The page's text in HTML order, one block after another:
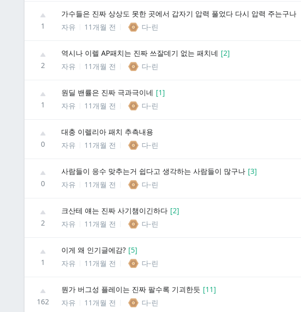
1
가수들은 진짜 상상도 못한 곳에서 갑자기 압력 풀었다 다시 압력 주는구나
자유
11개월 전 다-린
2
역시나 이렐 AP패치는 진짜 쓰잘데기 없는 패치네 [2]
자유
11개월 전 다-린
1
원딜 밴률은 진짜 극과극이네 [1]
자유
11개월 전 다-린
0
대충 이렐리아 패치 추측내용
자유
11개월 전 다-린
0
사람들이 응수 맞추는거 쉽다고 생각하는 사람들이 많구나 [3]
자유
11개월 전 다-린
2
크산테 얘는 진짜 사기챔이긴하다 [2]
자유
11개월 전 다-린
1
이게 왜 인기글에감? [5]
자유
11개월 전 다-린
162
뭔가 버그성 플레이는 진짜 팔수록 기괴한듯 [11]
자유
11개월 전 다-린